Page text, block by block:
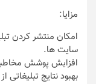
مزایا:
امکان منتشر کردن
سایت‌ ها.
افزایش پوشش
بهبود نتایج